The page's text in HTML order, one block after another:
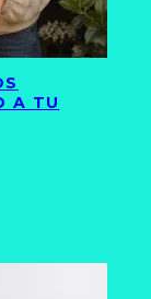
A TU